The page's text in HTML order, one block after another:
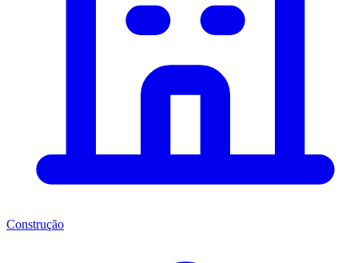
Construção